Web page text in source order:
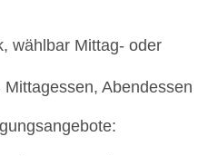
wählbar Mittag- oder
Abendessen